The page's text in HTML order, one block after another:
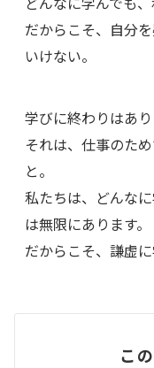
だからこそ、自分
いけない。
学びに終わりはあり
それは、仕事のた
と。
私たちは、どんな
は無限にあります。
だからこそ、謙虚に
こ